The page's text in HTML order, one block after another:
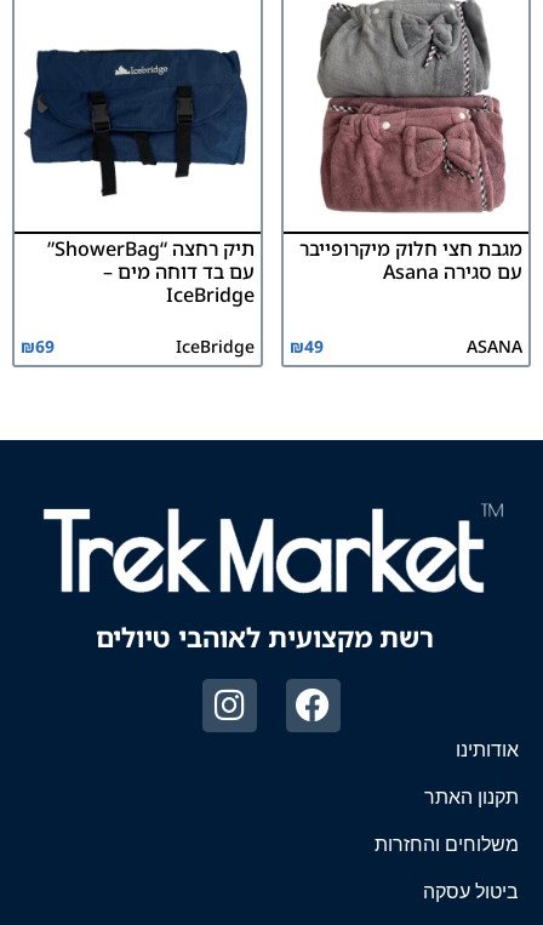
מגבת חצי חלוק מיקרופייבר
עם סגירה Asana
ASANA
₪49
תיק רחצה “ShowerBag”
עם בד דוחה מים –
IceBridge
IceBridge
₪69
רשת מקצועית לאוהבי טיולים
אודותינו
תקנון האתר
משלוחים והחזרות
ביטול עסקה